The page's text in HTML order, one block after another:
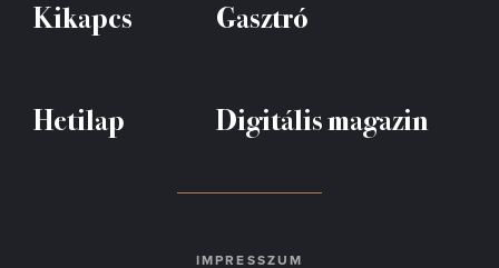
Kikapcs Gasztró
Hetilap Digitális magazin
IMPRESSZUM